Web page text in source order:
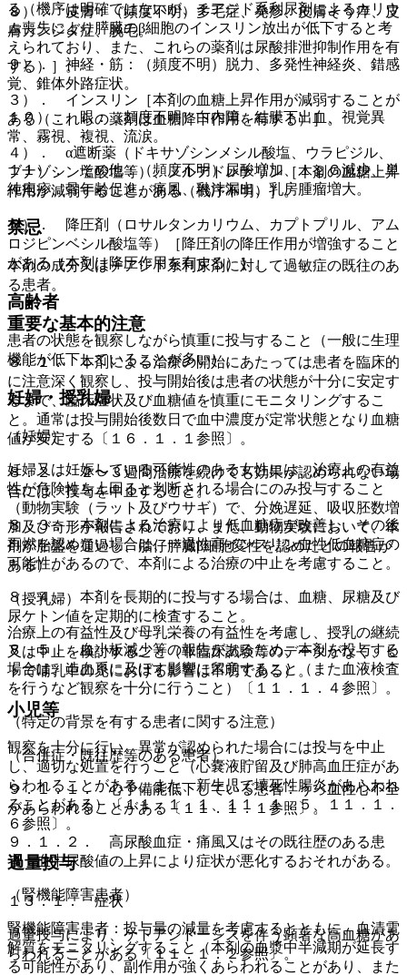
る（機序は明確ではないが、チアジド系利尿剤によるカリウ
ム喪失により膵臓のβ細胞のインスリン放出が低下すると考
えられており、また、これらの薬剤は尿酸排泄抑制作用を有
する）］。
３）． インスリン［本剤の血糖上昇作用が減弱することが
ある（これらの薬剤は血糖降下作用を有する）］。
４）． α遮断薬（ドキサゾシンメシル酸塩、ウラピジル、
ブナゾシン塩酸塩等）、ノルアドレナリン［本剤の血糖上昇
作用が減弱することがある（機序不明）］。
５）． 降圧剤（ロサルタンカリウム、カプトプリル、アム
ロジピンベシル酸塩等）［降圧剤の降圧作用が増強すること
がある（本剤は降圧作用を有する）］。
高齢者
患者の状態を観察しながら慎重に投与すること（一般に生理
機能が低下していることが多い）。
妊婦・授乳婦
（妊婦）
妊婦又は妊娠している可能性のある女性には、治療上の有益
性が危険性を上回ると判断される場合にのみ投与すること
（動物実験（ラット及びウサギ）で、分娩遅延、吸収胚数増
加及び奇形が報告されており、また、動物実験において、本
剤が胎盤を通過し、胎仔膵臓β細胞変性を認めたとの報告が
ある）。
（授乳婦）
治療上の有益性及び母乳栄養の有益性を考慮し、授乳の継続
又は中止を検討すること（非臨床試験等のデータがなく、ヒ
トで哺乳中の児における影響は不明である）。
小児等
観察を十分に行い、異常が認められた場合には投与を中止
し、適切な処置を行うこと（心嚢液貯留及び肺高血圧症があ
らわれることがある。また、新生児で壊死性腸炎があらわれ
ることがある）〔１１．１．１、１１．１．５、１１．１．
６参照〕。
過量投与
１３．１． 症状
過量投与により、ケトアシドーシスを伴う顕著な高血糖があ
らわれることがある〔１１．１．２参照〕。
８）． 皮膚：（頻度不明）多毛症、発疹、皮膚そう痒、皮
膚カンジダ症、脱毛。
９）． 神経・筋：（頻度不明）脱力、多発性神経炎、錯感
覚、錐体外路症状。
１０）． 眼：（頻度不明）白内障、結膜下出血、視覚異
常、霧視、複視、流涙。
１１）． その他：（頻度不明）尿酸増加、ＩｇＧ減少、単
純疱疹、骨年齢促進、痛風、乳汁漏出、乳房腫瘤増大。
禁忌
本剤の成分又はチアジド系利尿剤に対して過敏症の既往のあ
る患者。
重要な基本的注意
８．１． 本剤による治療の開始にあたっては患者を臨床的
に注意深く観察し、投与開始後は患者の状態が十分に安定す
るまで、臨床症状及び血糖値を慎重にモニタリングするこ
と。通常は投与開始後数日で血中濃度が定常状態となり血糖
値が安定する〔１６．１．１参照〕。
８．２． ２〜３週間治療を続けても効果が認められない場
合には、投与を中止すること。
８．３． 本剤による治療により低血糖症が改善し、その後
再燃を認めない場合は、一過性高インスリン血性低血糖症の
可能性があるので、本剤による治療の中止を考慮すること。
８．４． 本剤を長期的に投与する場合は、血糖、尿糖及び
尿ケトン値を定期的に検査すること。
８．５． 血小板減少等の報告があるため、本剤を投与する
場合は、造血系に及ぼす影響に留意すること（また血液検査
を行うなど観察を十分に行うこと）〔１１．１．４参照〕。
（特定の背景を有する患者に関する注意）
（合併症・既往歴等のある患者）
９．１．１． 心予備能低下している患者：うっ血性心不全
があらわれることがある〔１１．１．１参照〕。
９．１．２． 高尿酸血症・痛風又はその既往歴のある患
者：血中尿酸値の上昇により症状が悪化するおそれがある。
（腎機能障害患者）
腎機能障害患者：投与量の減量を考慮するとともに、血清電
解質をモニタリングすること（本剤の血漿中半減期が延長す
る可能性があり、副作用が強くあらわれることがあり、また